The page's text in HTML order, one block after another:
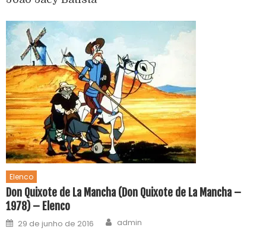
Elenco
Don Quixote de La Mancha (Don Quixote de La Mancha –
1978) – Elenco
29 de junho de 2016 admin